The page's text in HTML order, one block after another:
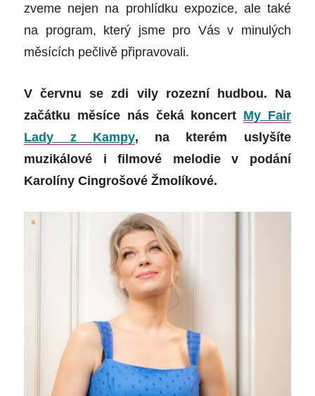
zveme nejen na prohlídku expozice, ale také
na program, který jsme pro Vás v minulých
měsících pečlivě připravovali.
V červnu se zdi vily rozezní hudbou. Na
začátku měsíce nás čeká koncert My Fair
Lady z Kampy, na kterém uslyšíte
muzikálové i filmové melodie v podání
Karolíny Cingrošové Žmolíkové.